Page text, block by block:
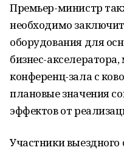
Премьер-министр
необходимо
оборудования для
бизнес-
конференц-зала с
плановые значения
эффектов от
Участники